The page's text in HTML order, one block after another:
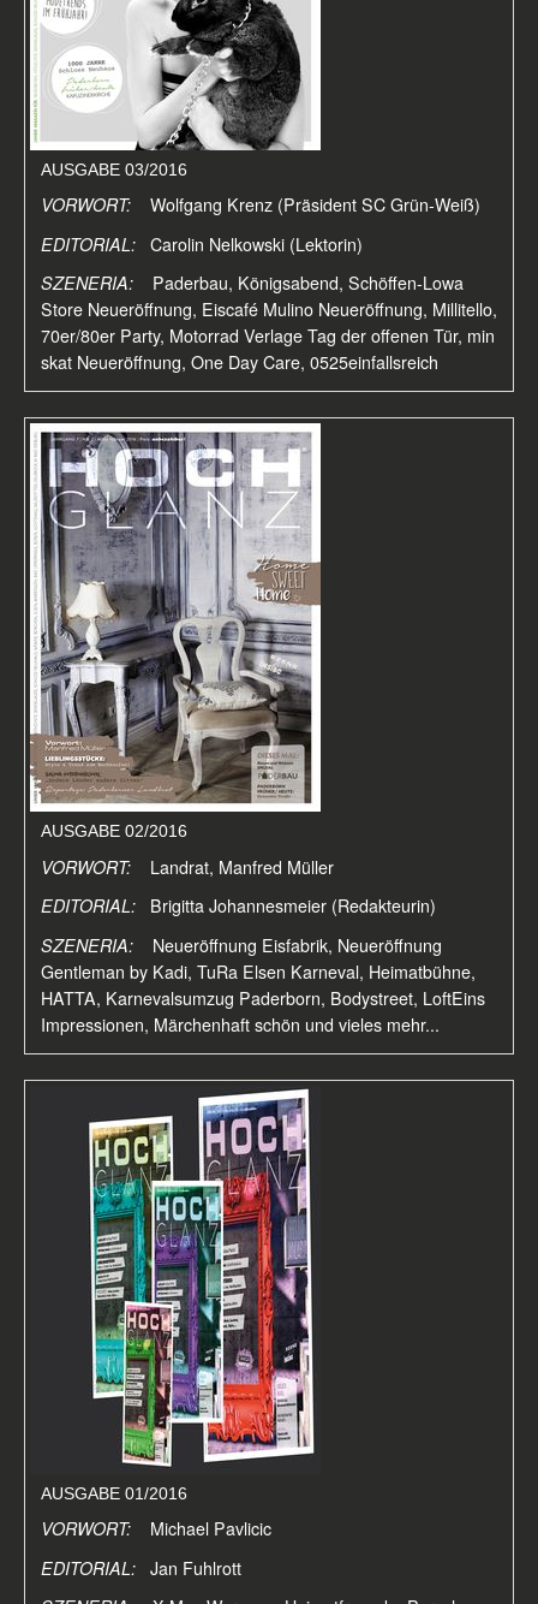
AUSGABE 03/2016
VORWORT:
Wolfgang Krenz (Präsident SC Grün-Weiß)
EDITORIAL: Carolin Nelkowski (Lektorin)
SZENERIA: Paderbau, Königsabend, Schöffen-Lowa
Store Neueröffnung, Eiscafé Mulino Neueröffnung, Millitello,
70er/80er Party, Motorrad Verlage Tag der offenen Tür, min
skat Neueröffnung, One Day Care, 0525einfallsreich
AUSGABE 02/2016
VORWORT:
Landrat, Manfred Müller
EDITORIAL:
Brigitta Johannesmeier (Redakteurin)
SZENERIA: Neueröffnung Eisfabrik, Neueröffnung
Gentleman by Kadi, TuRa Elsen Karneval, Heimatbühne,
HATTA, Karnevalsumzug Paderborn, Bodystreet, LoftEins
Impressionen, Märchenhaft schön und vieles mehr...
AUSGABE 01/2016
VORWORT:
Michael Pavlicic
EDITORIAL: Jan Fuhlrott